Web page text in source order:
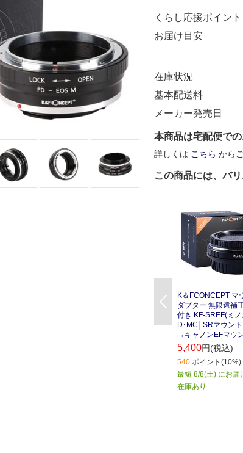
くらし応援ポイント
お届け目安
在庫状況
基本配送料
メーカー発売日
本商品は宅配便での
詳しくは こちら から
この商品には、バ
Previous
K＆FCONCEPT マ
ダプター 無限遠補
付き KF-SREF(ミ
D･MC│SRマウン
→キャノンEFマウ
5,400円(税込)
540 ポイント(10%)
最短 8/8(土) にお届
在庫あり